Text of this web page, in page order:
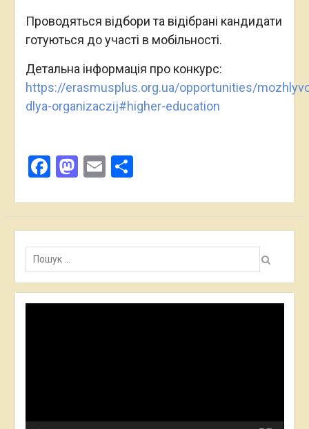
Проводяться відбори та відібрані кандидати
готуються до участі в мобільності.
Детальна інформація про конкурс:
https://erasmusplus.org.ua/opportunities/
dlya-organizaczij#higher-education
Facebook
Mastodon
EmailПоділитися
Пошук: